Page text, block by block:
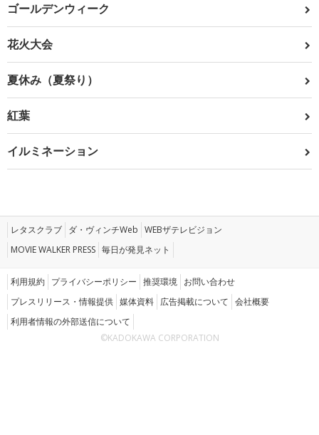
ゴールデンウィーク
花火大会
夏休み（夏祭り）
紅葉
イルミネーション
レタスクラブ ダ・ヴィンチWeb WEBザテレビジョン
MOVIE WALKER PRESS 毎日が発見ネット
利用規約 プライバシーポリシー 推奨環境 お問い合わせ
プレスリリース・情報提供 媒体資料 広告掲載について 会社概要
利用者情報の外部送信について
©KADOKAWA CORPORATION